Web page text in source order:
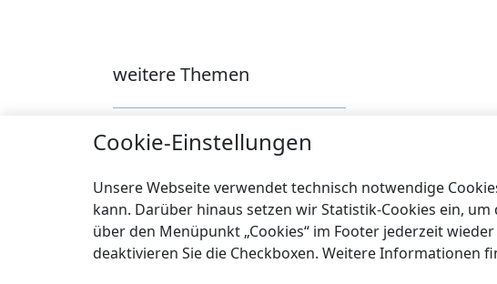
weitere Themen
Klimaschutz
Über uns
Cookie-Einstellungen
Unsere Webseite verwendet technisch notwendige
kann. Darüber hinaus setzen wir Statistik-Cookies ein,
über den Menüpunkt „Cookies“ im Footer jederzeit
deaktivieren Sie die Checkboxen. Weitere Informationen